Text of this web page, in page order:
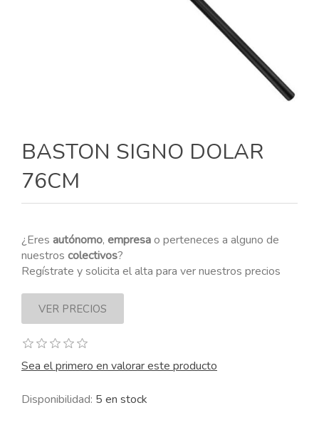
BASTON SIGNO DOLAR
76CM
¿Eres autónomo, empresao perteneces a alguno de
nuestros colectivos?
Regístrate y solicita el alta para ver nuestros precios
Sea el primero en valorar este producto
Disponibilidad: 5 en stock